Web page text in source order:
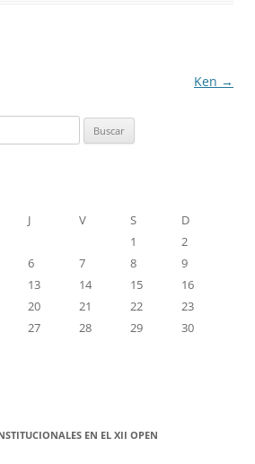
Ken →
J V S
D
1
2
6 7 8
9
13 14 15
16
20 21 22
23
27 28 29
30
EN EL XII OPEN